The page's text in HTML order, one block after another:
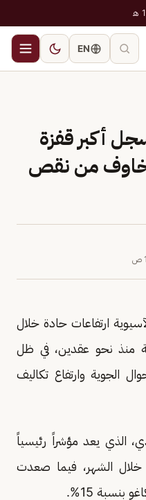
EN
أكبر قفزة
من نقص
ارتفاعات حادة خلال
منذ نحو عقدين، في ظل
الجوية وارتفاع تكاليف
الذي يعد مؤشراً رئيسياً
الآسيوية، بنحو 20% خلال الشهر، فيما صعدت
بنسبة 15%.